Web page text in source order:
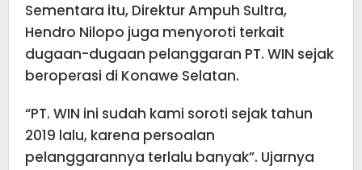
Sementara itu, Direktur Ampuh Sultra,
Hendro Nilopo juga menyoroti terkait
dugaan-dugaan pelanggaran PT. WIN sejak
beroperasi di Konawe Selatan.
“PT. WIN ini sudah kami soroti sejak tahun
2019 lalu, karena persoalan
pelanggarannya terlalu banyak”. Ujarnya